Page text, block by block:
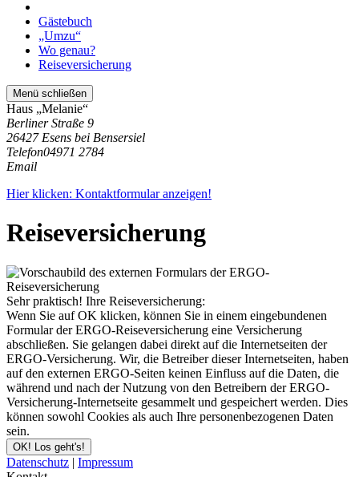
Gästebuch
„Umzu“
Wo genau?
Reiseversicherung
Menü schließen
Haus „Melanie“
Berliner Straße 9
26427 Esens bei Bensersiel
Telefon04971 2784
Email
Hier klicken: Kontaktformular anzeigen!
Reiseversicherung
Sehr praktisch! Ihre Reiseversicherung:
Wenn Sie auf OK klicken, können Sie in einem eingebundenen
Formular der ERGO-Reiseversicherung eine Versicherung
abschließen. Sie gelangen dabei direkt auf die Internetseiten der
ERGO-Versicherung. Wir, die Betreiber dieser Internetseiten, haben
auf den externen ERGO-Seiten keinen Einfluss auf die Daten, die
während und nach der Nutzung von den Betreibern der ERGO-
Versicherung-Internetseite gesammelt und gespeichert werden. Dies
können sowohl Cookies als auch Ihre personenbezogenen Daten
sein.
OK! Los geht's!
Datenschutz | Impressum